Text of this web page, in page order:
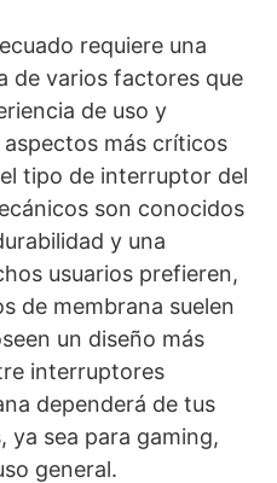
requiere una
de varios factores que
de uso y
más críticos
tipo de interruptor del
son conocidos
y una
usuarios prefieren,
de membrana suelen
un diseño más
interruptores
dependerá de tus
ya sea para gaming,
general.